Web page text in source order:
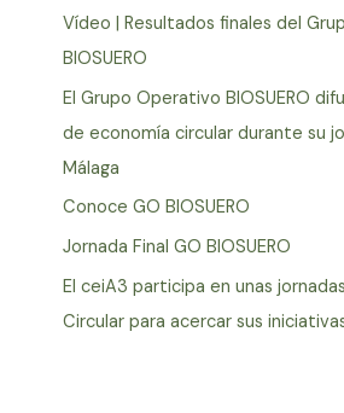
Vídeo | Resultados finales del
BIOSUERO
El Grupo Operativo BIOSUERO
de economía circular durante su
Málaga
Conoce GO BIOSUERO
Jornada Final GO BIOSUERO
El ceiA3 participa en unas
Circular para acercar sus